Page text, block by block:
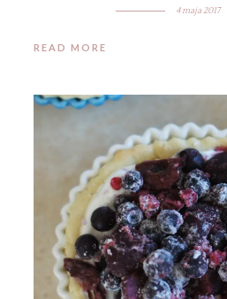
4 maja 2017
READ MORE